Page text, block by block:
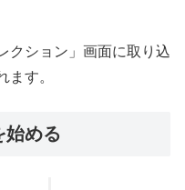
クション」画面に取り込
ます。
始める